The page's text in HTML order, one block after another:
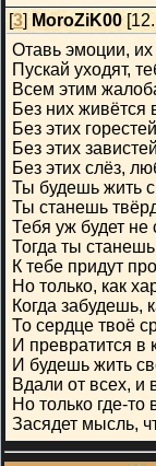
[3] MoroZiK00
Отавь эмоции,
Пускай уходят,
Всем этим
Без них живётся
Без этих
Без этих
Без этих слёз,
Ты будешь жить
Ты станешь
Тебя уж будет не
Тогда ты
К тебе придут
Но только, как
Когда забудешь,
То сердце твоё
И превратится в
И будешь жить
Вдали от всех, и
Но только где-то
Засядет мысль,